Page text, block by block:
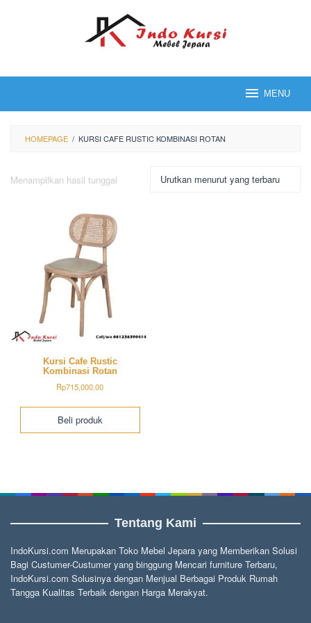
MENU
HOMEPAGE / KURSI CAFE RUSTIC KOMBINASI ROTAN
Menampilkan hasil tunggal
Kursi Cafe Rustic
Kombinasi Rotan
Rp715,000.00
Beli produk
Tentang Kami
IndoKursi.com Merupakan Toko Mebel Jepara yang Memberikan Solusi
Bagi Custumer-Custumer yang binggung Mencari furniture Terbaru,
IndoKursi.com Solusinya dengan Menjual Berbagai Produk Rumah
Tangga Kualitas Terbaik dengan Harga Merakyat.